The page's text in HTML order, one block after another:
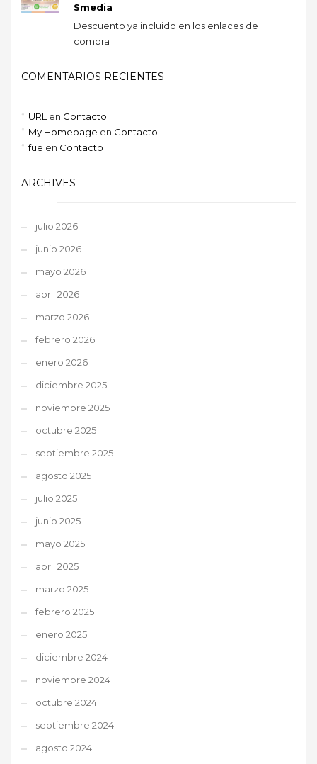
Smedia
Descuento ya incluido en los enlaces de
compra ...
COMENTARIOS RECIENTES
URL en Contacto
My Homepage en Contacto
fue en Contacto
ARCHIVES
julio 2026
junio 2026
mayo 2026
abril 2026
marzo 2026
febrero 2026
enero 2026
diciembre 2025
noviembre 2025
octubre 2025
septiembre 2025
agosto 2025
julio 2025
junio 2025
mayo 2025
abril 2025
marzo 2025
febrero 2025
enero 2025
diciembre 2024
noviembre 2024
octubre 2024
septiembre 2024
agosto 2024